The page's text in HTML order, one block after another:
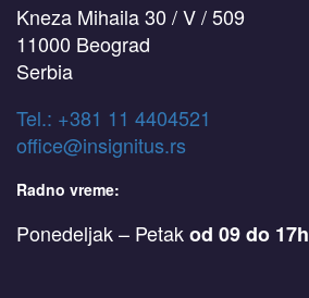
Kneza Mihaila 30 / V / 509
11000 Beograd
Serbia
Tel.: +381 11 4404521
office@insignitus.rs
Radno vreme:
Ponedeljak – Petakod 09 do 17h